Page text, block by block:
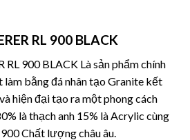
RL 900 BLACK
RL 900 BLACK Là sản phẩm chính
bằng đá nhân tạo Granite kết
hiện đại tạo ra một phong cách
là thạch anh 15% là Acrylic cùng
Chất lượng châu âu.